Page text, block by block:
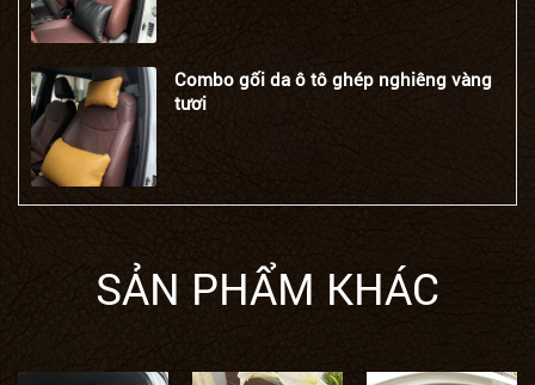
Combo gối da ô tô ghép nghiêng vàng
tươi
SẢN PHẨM KHÁC